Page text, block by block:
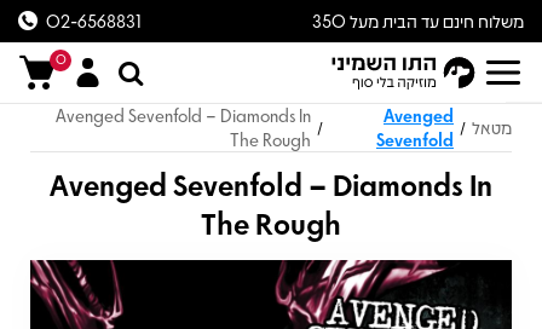
משלוח חינם עד הבית מעל 350
ש״ח
02-6568831
0
מטאל /
Avenged
Sevenfold
/
Avenged Sevenfold – Diamonds In
The Rough
Avenged Sevenfold – Diamonds In
The Rough